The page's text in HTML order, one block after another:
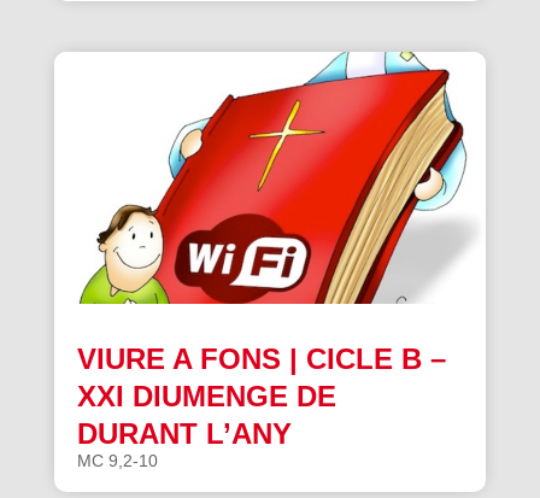
VIURE A FONS | CICLE B –
XXI DIUMENGE DE
DURANT L’ANY
MC 9,2-10